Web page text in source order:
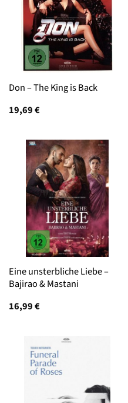
Don – The King is Back
19,69€
Eine unsterbliche Liebe –
Bajirao & Mastani
16,99€